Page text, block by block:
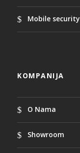
Mobile security
KOMPANIJA
O Nama
Showroom